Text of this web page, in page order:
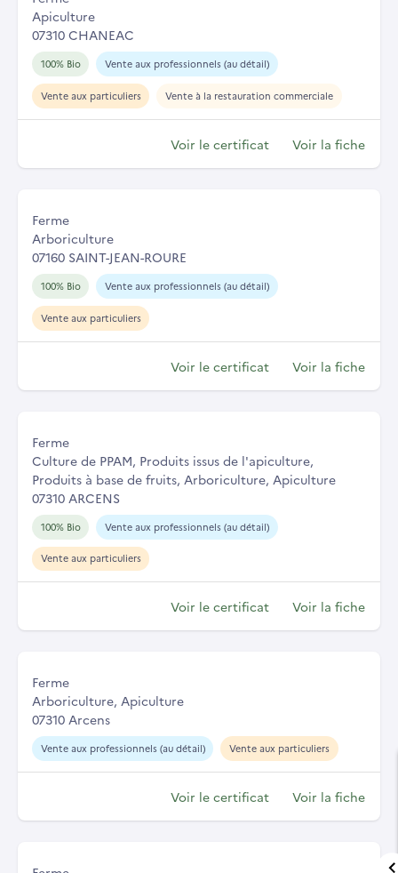
Apiculture
07310 CHANEAC
100% Bio Vente aux professionnels (au détail)
Vente aux particuliers Vente à la restauration commerciale
Voir le certificat Voir la fiche
Ferme
Arboriculture
07160 SAINT-JEAN-ROURE
100% Bio Vente aux professionnels (au détail)
Vente aux particuliers
Voir le certificat Voir la fiche
Ferme
Culture de PPAM, Produits issus de l'apiculture,
Produits à base de fruits, Arboriculture, Apiculture
07310 ARCENS
100% Bio Vente aux professionnels (au détail)
Vente aux particuliers
Voir le certificat Voir la fiche
Ferme
Arboriculture, Apiculture
07310 Arcens
Vente aux professionnels (au détail) Vente aux particuliers
Voir le certificat Voir la fiche